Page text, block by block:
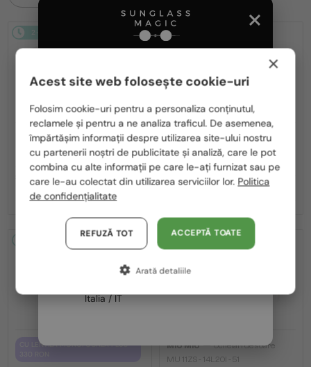
2-4 ZILE
MIU MIU—Ochelari de soare
MU A55S - ​1BC90Q - ​57
1 636 RON
-8%
1 506 RON
MIU MIU—Ochelari de soare
MU 11ZS - 16K01O - 51
1 133 RON
CU LENTILĂ MONOFOCALĂ PLUS
MIU MIU—Ochelari de soare
MU 11ZS - 14L20I - 51
România / RO
Polska / PL
Magyarország / HU
United Arab Emirates / EN
Austria / AT
Germania / DE
Franța / FR
Italia / IT
×
Acest site web folosește cookie-uri
Folosim cookie-uri pentru a personaliza conținutul,
reclamele și pentru a ne analiza traficul. De asemenea,
împărtășim informații despre utilizarea site-ului nostru
cu partenerii noștri de publicitate și analiză, care le pot
combina cu alte informații pe care le-ați furnizat sau pe
care le-au colectat din utilizarea serviciilor lor. Politica
de confidențialitate
ACCEPTĂ TOATE
REFUZĂ TOT
Arată detaliile